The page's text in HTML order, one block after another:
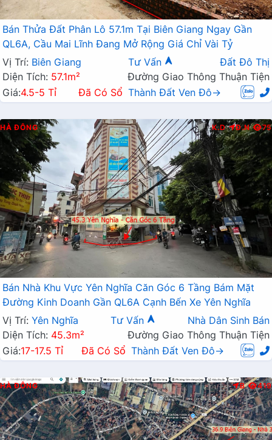
Bán Thửa Đất Phân Lô 57.1m Tại Biên Giang Ngay Gần
QL6A, Cầu Mai Lĩnh Đang Mở Rộng Giá Chỉ Vài Tỷ
Vị Trí: Biên Giang Tư Vấn
Đất Đô Thị
Diện Tích: 57.1m²
Đường Giao Thông Thuận Tiện
Giá:4.5-5 Tỉ Đã Có Sổ Thành Đất Ven Đô→
HÀ ĐÔNG K.D Đ.N 75
Bán Nhà Khu Vực Yên Nghĩa Căn Góc 6 Tầng Bám Mặt
Đường Kinh Doanh Gần QL6A Cạnh Bến Xe Yên Nghĩa
Vị Trí: Yên Nghĩa Tư Vấn
Nhà Dân Sinh Bán
Diện Tích: 45.3m²
Đường Giao Thông Thuận Tiện
Giá:17-17.5 Tỉ Đã Có Sổ Thành Đất Ven Đô→
HÀ ĐÔNG B 419